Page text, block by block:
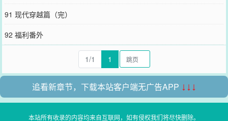
91 现代穿越篇（完）
92 福利番外
1/1 1
追看新章节，下载本站客户端无广告APP ↓↓↓
本站所有收录的内容均来自互联网，如有侵权我们将尽快删除。